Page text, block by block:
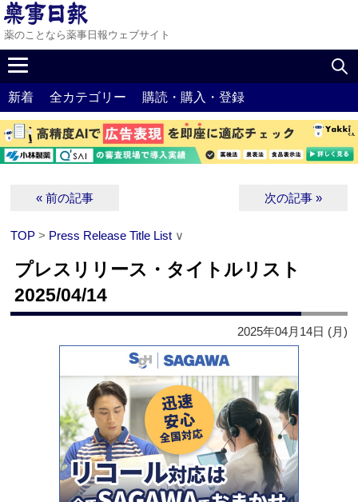
薬のことなら薬事日報ウェブサイト
新着 全カテゴリー 購読・購入・登録
« 前の記事 次の記事 »
TOP > Press Release Title List ∨
プレスリリース・タイトルリスト
2025/04/14
2025年04月14日 (月)